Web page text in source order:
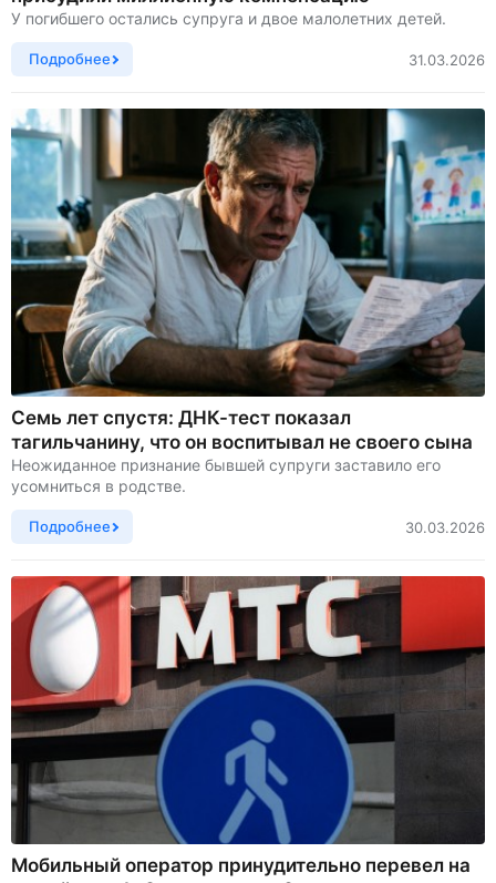
У погибшего остались супруга и двое малолетних детей.
Подробнее 31.03.2026
Семь лет спустя: ДНК-тест показал
тагильчанину, что он воспитывал не своего сына
Неожиданное признание бывшей супруги заставило его
усомниться в родстве.
Подробнее 30.03.2026
Мобильный оператор принудительно перевел на